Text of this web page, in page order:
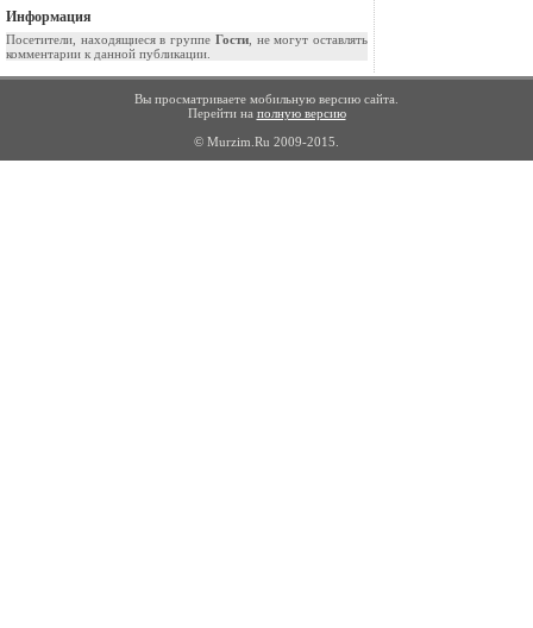
Информация
Посетители, находящиеся в группе Гости, не могут оставлять
комментарии к данной публикации.
Вы просматриваете мобильную версию сайта.
Перейти на полную версию
© Murzim.Ru 2009-2015.